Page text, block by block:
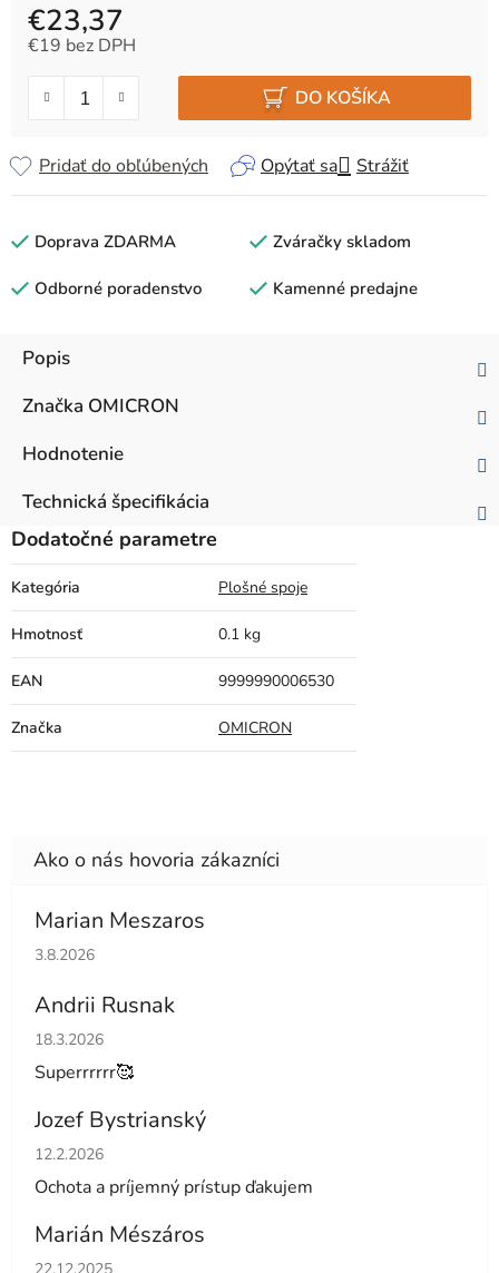
€23,37
€19 bez DPH
DO KOŠÍKA
Opýtať sa Strážiť
Pridať do obľúbených
Doprava ZDARMA Zváračky skladom
Odborné poradenstvo Kamenné predajne
Popis
Značka OMICRON
Hodnotenie
Technická špecifikácia
Dodatočné parametre
Kategória Plošné spoje
Hmotnosť 0.1 kg
EAN 9999990006530
Značka OMICRON
Marian Meszaros
Hodnotenie obchodu je 5 z 5 hviezdičiek.
3.8.2026
Andrii Rusnak
Hodnotenie obchodu je 5 z 5 hviezdičiek.
18.3.2026
Superrrrrr🥰
Jozef Bystrianský
Hodnotenie obchodu je 5 z 5 hviezdičiek.
12.2.2026
Ochota a príjemný prístup ďakujem
Marián Mészáros
Hodnotenie obchodu je 5 z 5 hviezdičiek.